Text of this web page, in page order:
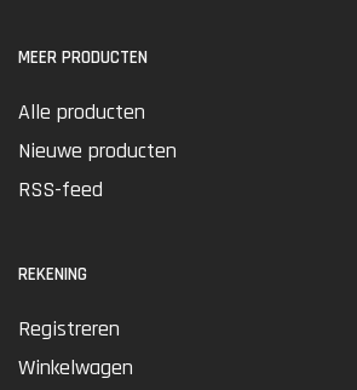
MEER PRODUCTEN
Alle producten
Nieuwe producten
RSS-feed
REKENING
Registreren
Winkelwagen